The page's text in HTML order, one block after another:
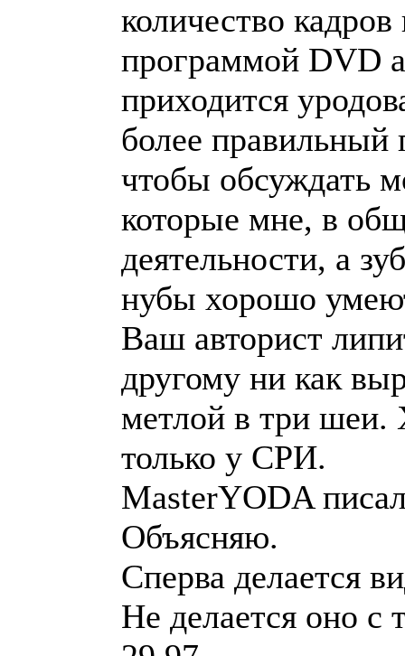
количество
программой DVD
приходится
более правильный
чтобы обсуждать
которые мне, в
деятельности, а
нубы хорошо
Ваш авторист
другому ни как
метлой в три шеи.
только у СРИ.
MasterYODA
Объясняю.
Сперва делается
Не делается оно с